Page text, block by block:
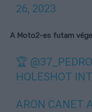
26, 2023
A Moto2-es futam
🏆
HOLESHOT
ARON CANET